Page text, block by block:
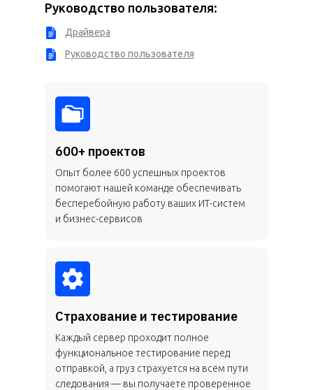
Драйвера
Руководство пользователя
Руководство пользователя:
600+ проектов
Опыт более 600 успешных проектов
помогают нашей команде обеспечивать
бесперебойную работу ваших ИТ-систем
и бизнес-сервисов
Страхование и тестирование
Каждый сервер проходит полное
функциональное тестирование перед
отправкой, а груз страхуется на всём пути
следования — вы получаете проверенное